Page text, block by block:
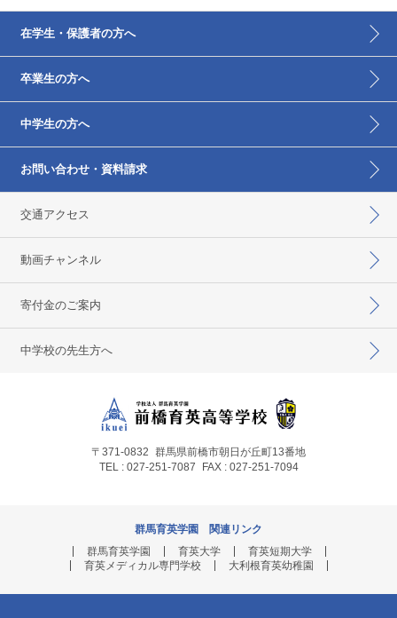
在学生・保護者の方へ
卒業生の方へ
中学生の方へ
お問い合わせ・資料請求
交通アクセス
動画チャンネル
寄付金のご案内
中学校の先生方へ
〒371-0832 群馬県前橋市朝日が丘町13番地
TEL : 027-251-7087
FAX : 027-251-7094
群馬育英学園 関連リンク
群馬育英学園
育英大学
育英短期大学
育英メディカル専門学校
大利根育英幼稚園